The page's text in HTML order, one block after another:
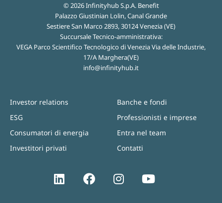
© 2026 Infinityhub S.p.A. Benefit
Palazzo Giustinian Lolin, Canal Grande
Sestiere San Marco 2893, 30124 Venezia (VE)
Succursale Tecnico-amministrativa:
VEGA Parco Scientifico Tecnologico di Venezia Via delle Industrie,
17/A Marghera(VE)
info@infinityhub.it
Investor relations
ESG
Consumatori di energia
Investitori privati
Banche e fondi
Professionisti e imprese
Entra nel team
Contatti